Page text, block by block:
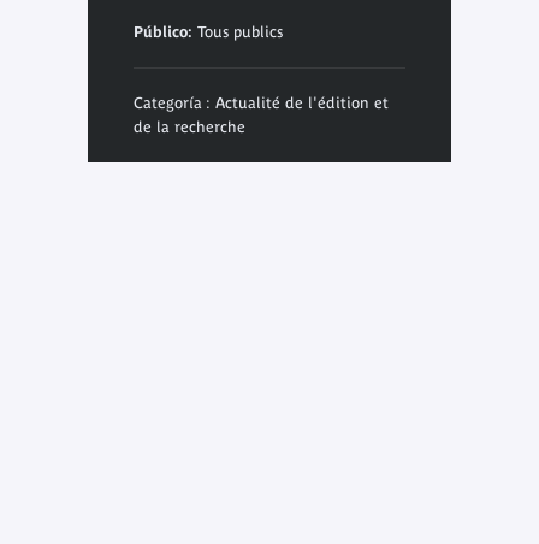
Público: Tous publics
Categoría : Actualité de l'édition et
de la recherche